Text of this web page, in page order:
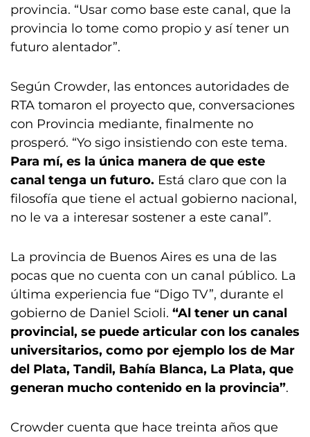
provincia. “Usar como base este canal, que la
provincia lo tome como propio y así tener un
futuro alentador”.
Según Crowder, las entonces autoridades de
RTA tomaron el proyecto que, conversaciones
con Provincia mediante, finalmente no
prosperó. “Yo sigo insistiendo con este tema.
Para mí, es la única manera de que este
canal tenga un futuro. Está claro que con la
filosofía que tiene el actual gobierno nacional,
no le va a interesar sostener a este canal”.
La provincia de Buenos Aires es una de las
pocas que no cuenta con un canal público. La
última experiencia fue “Digo TV”, durante el
gobierno de Daniel Scioli. “Al tener un canal
provincial, se puede articular con los canales
universitarios, como por ejemplo los de Mar
del Plata, Tandil, Bahía Blanca, La Plata, que
generan mucho contenido en la provincia”.
Crowder cuenta que hace treinta años que